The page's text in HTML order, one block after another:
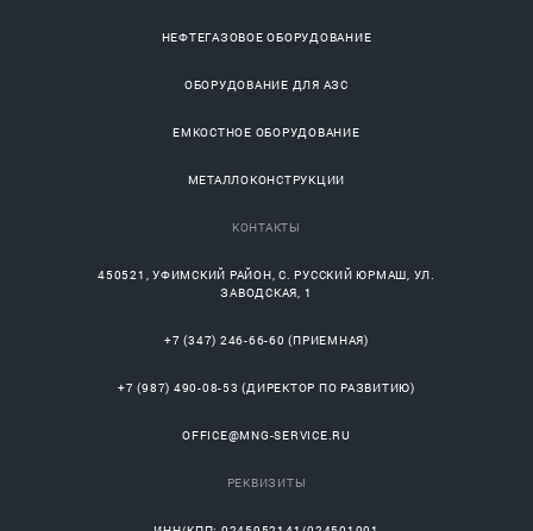
НЕФТЕГАЗОВОЕ ОБОРУДОВАНИЕ
ОБОРУДОВАНИЕ ДЛЯ АЗС
ЕМКОСТНОЕ ОБОРУДОВАНИЕ
МЕТАЛЛОКОНСТРУКЦИИ
КОНТАКТЫ
450521 ,УФИМСКИЙ РАЙОН, С.РУССКИЙ ЮРМАШ, УЛ.
ЗАВОДСКАЯ, 1
+7 (347) 246-66-60 (ПРИЕМНАЯ)
+7 (987) 490-08-53 (ДИРЕКТОР ПО РАЗВИТИЮ)
OFFICE@MNG-SERVICE.RU
РЕКВИЗИТЫ